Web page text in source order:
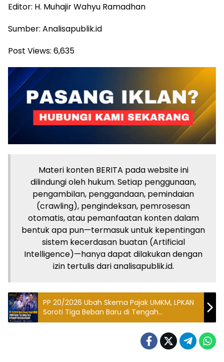
Editor: H. Muhajir Wahyu Ramadhan
Sumber: Analisapublik.id
Post Views: 6,635
Materi konten BERITA pada website ini
dilindungi oleh hukum. Setiap penggunaan,
pengambilan, penggandaan, pemindaian
(crawling), pengindeksan, pemrosesan
otomatis, atau pemanfaatan konten dalam
bentuk apa pun—termasuk untuk kepentingan
sistem kecerdasan buatan (Artificial
Intelligence)—hanya dapat dilakukan dengan
izin tertulis dari analisapublik.id.
PP 20/2026 Ubah Skema Pajak UMKM, LPKAN
Soroti Tiga Beban Baru di Tengah
Pelemahan Rupiah